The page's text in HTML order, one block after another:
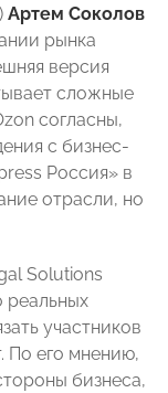
Артем Соколов
рынка
версия
сложные
согласны,
с бизнес-
Россия» в
отрасли, но
Solutions
реальных
участников
По его мнению,
бизнеса,